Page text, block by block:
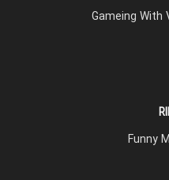
Gameing With
Funny